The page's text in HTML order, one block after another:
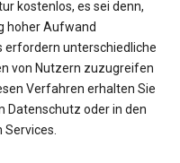
kostenlos, es sei denn,
hoher Aufwand
erfordern unterschiedliche
von Nutzern zuzugreifen
Verfahren erhalten Sie
Datenschutz oder in den